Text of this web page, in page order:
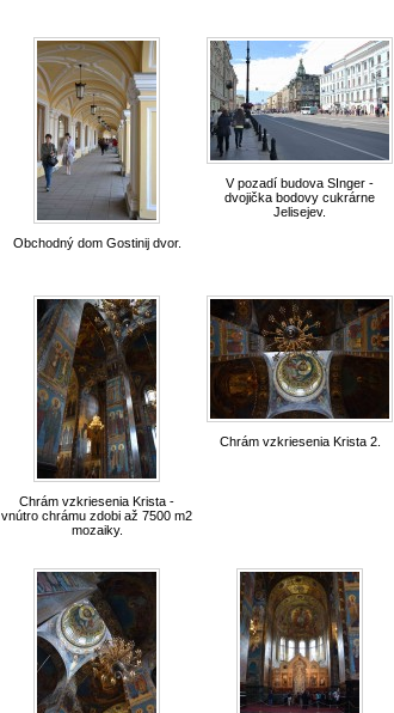
Obchodný dom Gostinij dvor.
V pozadí budova SInger -
dvojička bodovy cukrárne
Jelisejev.
Chrám vzkriesenia Krista -
vnútro chrámu zdobi až 7500 m2
mozaiky.
Chrám vzkriesenia Krista 2.